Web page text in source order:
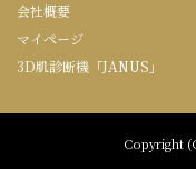
会社概要
マイページ
3D肌診断機「JANUS」
Copyright